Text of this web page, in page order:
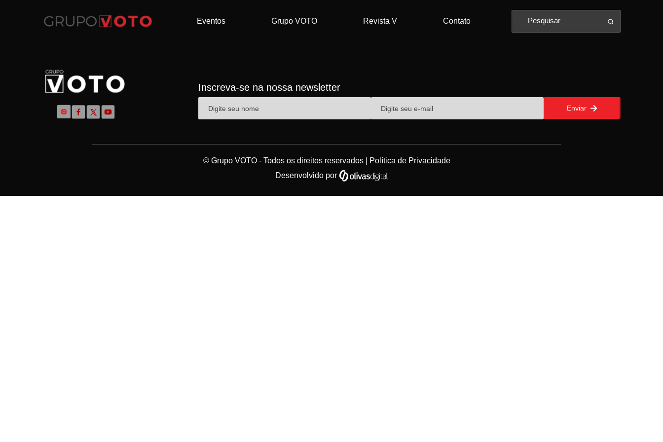
Eventos Grupo VOTO Revista V Contato
Inscreva-se na nossa newsletter
Enviar
© Grupo VOTO - Todos os direitos reservados |
Política de Privacidade
Desenvolvido por